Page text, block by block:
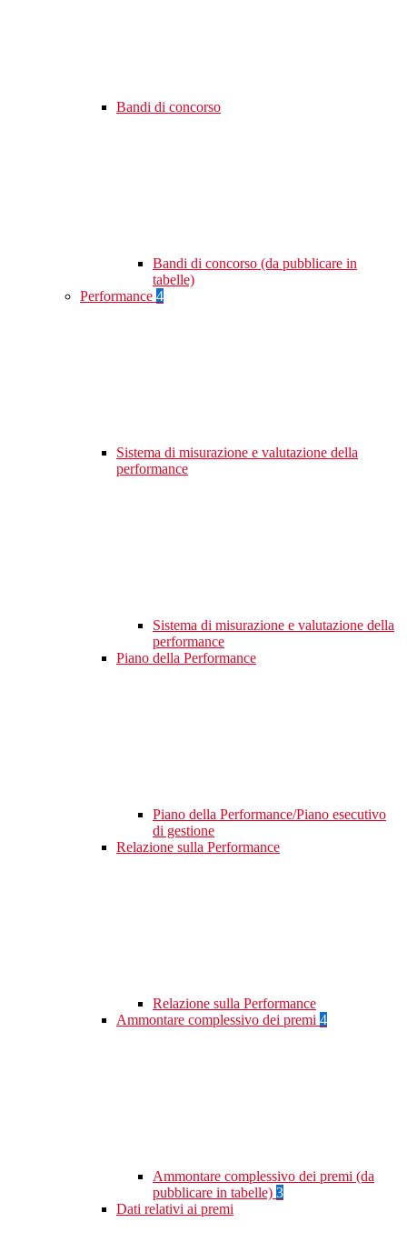
Bandi di concorso
Bandi di concorso (da pubblicare in
tabelle)
Performance 4
Sistema di misurazione e valutazione della
performance
Sistema di misurazione e valutazione della
performance
Piano della Performance
Piano della Performance/Piano esecutivo
di gestione
Relazione sulla Performance
Relazione sulla Performance
Ammontare complessivo dei premi 4
Ammontare complessivo dei premi (da
pubblicare in tabelle) 3
Dati relativi ai premi